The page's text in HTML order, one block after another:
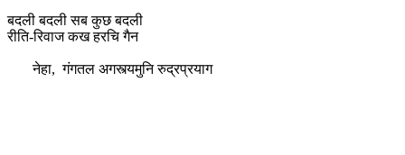
बदली बदली सब कुछ बदली
रीति-रिवाज कख हरचि गैन
नेहा, गंगतल अगस्त्यमुनि रुद्रप्रयाग